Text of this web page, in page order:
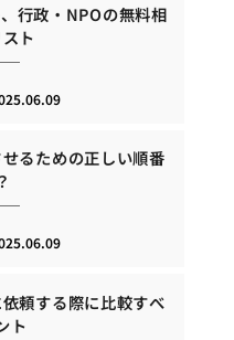
行政・NPOの無料相
ト
るための正しい順番
頼する際に比較すべ
ト